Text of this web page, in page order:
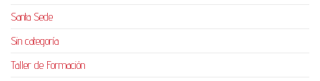
Santa Sede
Sin categoría
Taller de Formación